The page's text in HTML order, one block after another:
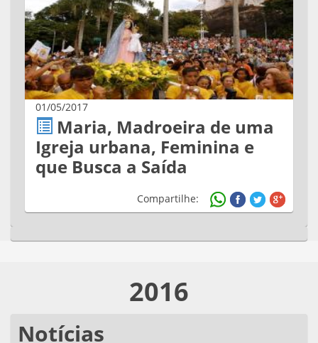
01/05/2017
Maria, Madroeira de uma
Igreja urbana, Feminina e
que Busca a Saída
Compartilhe:
2016
Notícias